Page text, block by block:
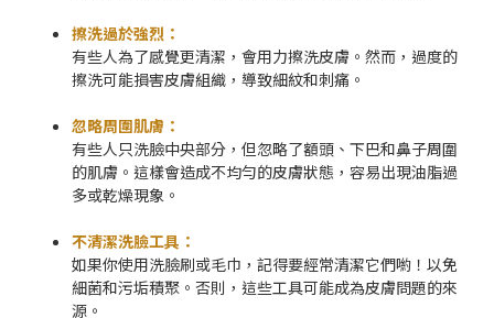
擦洗過於強烈：
有些人為了感覺更清潔，會用力擦洗皮膚。然而，過度的
擦洗可能損害皮膚組織，導致細紋和刺痛。
忽略周圍肌膚：
有些人只洗臉中央部分，但忽略了額頭、下巴和鼻子周圍
的肌膚。這樣會造成不均勻的皮膚狀態，容易出現油脂過
多或乾燥現象。
不清潔洗臉工具：
如果你使用洗臉刷或毛巾，記得要經常清潔它們喲！以免
細菌和污垢積聚。否則，這些工具可能成為皮膚問題的來
源。